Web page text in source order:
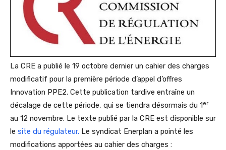
La CRE a publié le 19 octobre dernier un cahier des charges
modificatif pour la première période d’appel d’offres
Innovation PPE2. Cette publication tardive entraîne un
décalage de cette période, qui se tiendra désormais du 1er
au 12 novembre. Le texte publié par la CRE est disponible sur
le site du régulateur. Le syndicat Enerplan a pointé les
modifications apportées au cahier des charges :